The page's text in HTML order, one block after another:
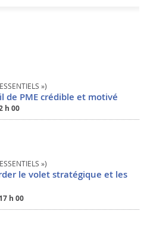
»)
de PME crédible et motivé
h 00
»)
le volet stratégique et les
h 00